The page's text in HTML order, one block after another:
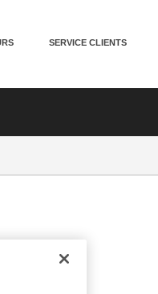
SERVICE CLIENTS